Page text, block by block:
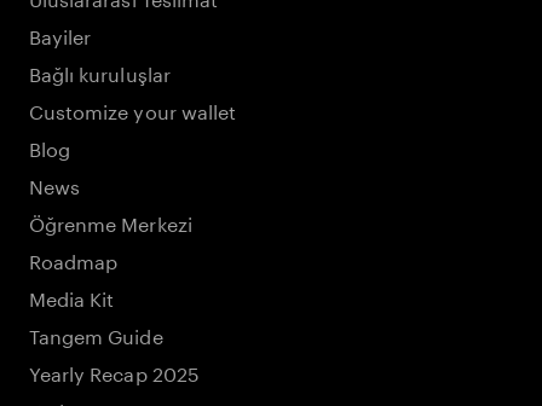
Bayiler
Bağlı kuruluşlar
Customize your wallet
Blog
News
Öğrenme Merkezi
Roadmap
Media Kit
Tangem Guide
Yearly Recap 2025